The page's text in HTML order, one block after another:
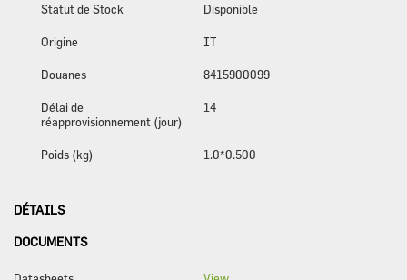
Statut de Stock Disponible
Origine IT
Douanes 8415900099
Délai de
réapprovisionnement (jour)
14
Poids (kg) 1.0*0.500
DÉTAILS
DOCUMENTS